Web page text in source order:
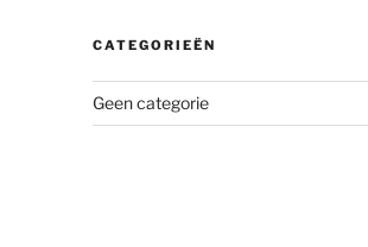
CATEGORIEËN
Geen categorie